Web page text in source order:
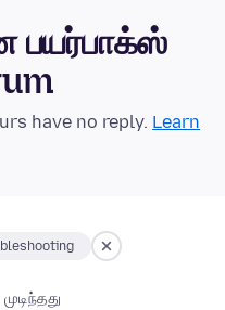
பயர்பாக்ஸ்
have no reply. Learn
முடிந்தது